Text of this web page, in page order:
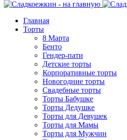
Главная
Торты
8 Марта
Бенто
Гендер-пати
Детские торты
Корпоративные торты
Новогодние торты
Свадебные торты
Торты Бабушке
Торты Дедушке
Торты для Девушек
Торты для Мамы
Торты для Мужчин